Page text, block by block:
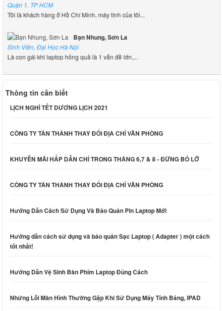
Quận 1. TP HCM
Tôi là khách hàng ở Hồ Chí Minh, máy tính của tôi...
Bạn Nhung, Sơn La
Sinh Viên, Đại Học Hà Nội
Là con gái khi laptop hỏng quả là 1 vấn đề lớn,...
Thông tin cần biết
LỊCH NGHỈ TẾT DƯƠNG LỊCH 2021
CÔNG TY TÂN THÀNH THAY ĐỔI ĐỊA CHỈ VĂN PHÒNG
KHUYỄN MÃI HẤP DẪN CHỈ TRONG THÁNG 6,7 & 8 - ĐỪNG BỎ LỠ
CÔNG TY TÂN THÀNH THAY ĐỔI ĐỊA CHỈ VĂN PHÒNG
Hướng Dẫn Cách Sử Dụng Và Bảo Quản Pin Laptop Mới
Hướng dẫn cách sử dụng và bảo quản Sạc Laptop ( Adapter ) một cách
tốt nhất!
Hướng Dẫn Vệ Sinh Bàn Phím Laptop Đúng Cách
Những Lỗi Màn Hình Thường Gặp Khi Sử Dụng Máy Tính Bảng, IPAD